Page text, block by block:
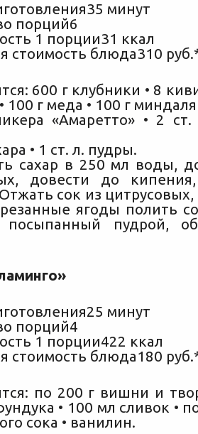
минут
порций6
1 порции31 ккал
стоимость блюда310
600 г клубники • 8
100 г меда • 100 г миндаля
«Амаретто» • 2 ст.
• 1 ст. л. пудры.
сахар в 250 мл воды,
довести до
сок из
ягоды полить
посыпанный пудрой,
минут
порций4
1 порции422 ккал
стоимость блюда180
по 200 г вишни и
• 100 мл сливок •
сока • ванилин.